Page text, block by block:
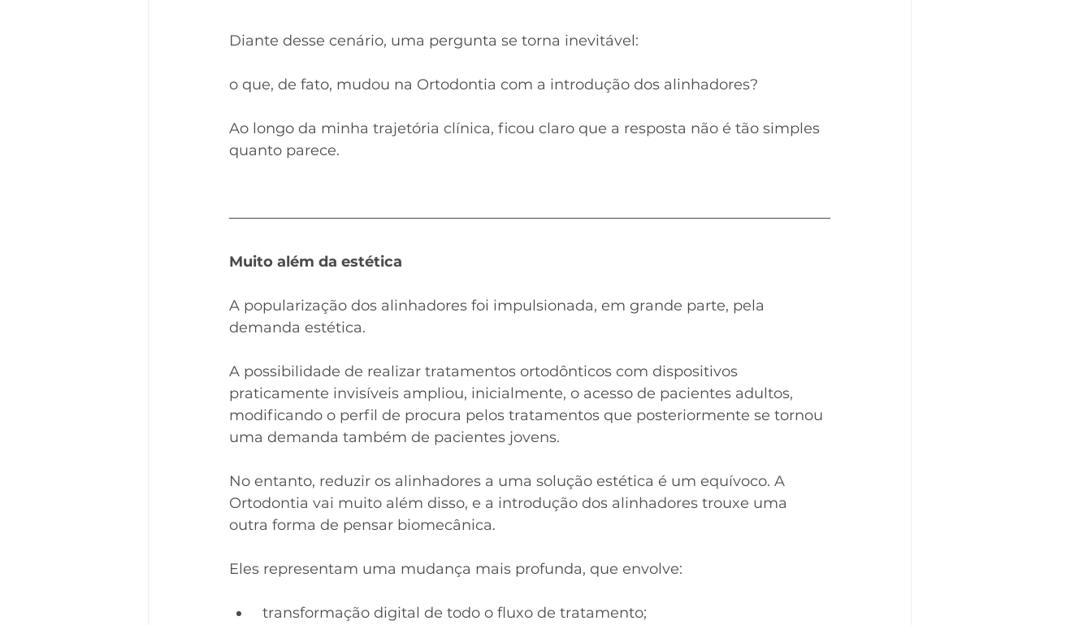
Diante desse cenário, uma pergunta se torna inevitável:
o que, de fato, mudou na Ortodontia com a introdução dos alinhadores?
Ao longo da minha trajetória clínica, ficou claro que a resposta não é tão simples
quanto parece.
Muito além da estética
A popularização dos alinhadores foi impulsionada, em grande parte, pela
demanda estética.
A possibilidade de realizar tratamentos ortodônticos com dispositivos
praticamente invisíveis ampliou, inicialmente, o acesso de pacientes adultos,
modificando o perfil de procura pelos tratamentos que posteriormente se tornou
uma demanda também de pacientes jovens.
No entanto, reduzir os alinhadores a uma solução estética é um equívoco. A
Ortodontia vai muito além disso, e a introdução dos alinhadores trouxe uma
outra forma de pensar biomecânica.
Eles representam uma mudança mais profunda, que envolve:
transformação digital de todo o fluxo de tratamento;